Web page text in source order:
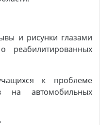
и рисунки глазами
реабилитированных
к проблеме
на автомобильных